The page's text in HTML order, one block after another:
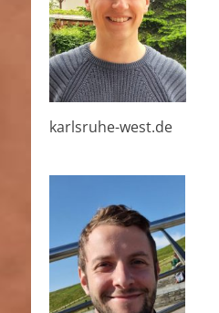
karlsruhe-west.de